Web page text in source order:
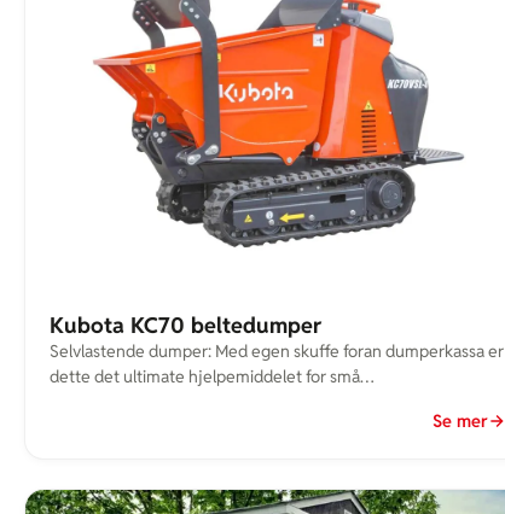
Kubota KC70 beltedumper
Selvlastende dumper: Med egen skuffe foran dumperkassa er
dette det ultimate hjelpemiddelet for små
Perfekt for private og proffkunder. Bredde kan reguleres
rundt huset. Denne er solid bygd, og sterkere enn sine
Se mer